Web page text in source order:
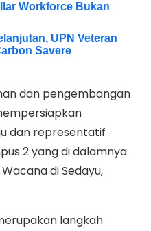
Workforce Bukan
UPN Veteran
Savere
dan pengembangan
dan representatif
2 yang di dalamnya
di Sedayu,
langkah